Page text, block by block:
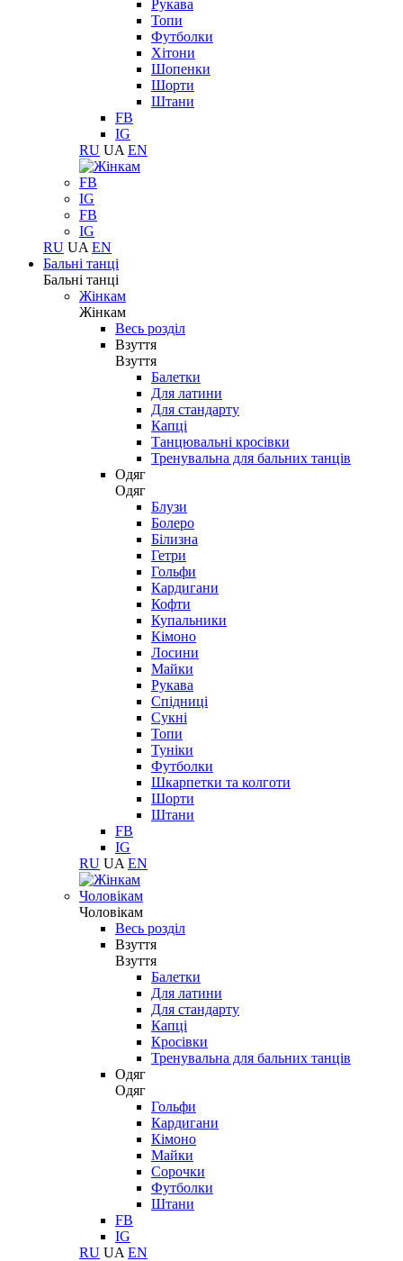
Рукава
Топи
Футболки
Хітони
Шопенки
Шорти
Штани
FB
IG
RU UA EN
FB
IG
FB
IG
RU UA EN
Бальні танці
Бальні танці
Жінкам
Жінкам
Весь розділ
Взуття
Взуття
Балетки
Для латини
Для стандарту
Капці
Танцювальні кросівки
Тренувальна для бальних танців
Одяг
Одяг
Блузи
Болеро
Білизна
Гетри
Гольфи
Кардигани
Кофти
Купальники
Кімоно
Лосини
Майки
Рукава
Спідниці
Сукні
Топи
Туніки
Футболки
Шкарпетки та колготи
Шорти
Штани
FB
IG
RU UA EN
Чоловікам
Чоловікам
Весь розділ
Взуття
Взуття
Балетки
Для латини
Для стандарту
Капці
Кросівки
Тренувальна для бальних танців
Одяг
Одяг
Гольфи
Кардигани
Кімоно
Майки
Сорочки
Футболки
Штани
FB
IG
RU UA EN